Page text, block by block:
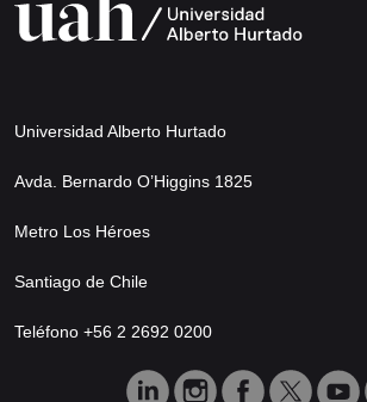
Universidad Alberto Hurtado
Avda. Bernardo O’Higgins 1825
Metro Los Héroes
Santiago de Chile
Teléfono +56 2 2692 0200